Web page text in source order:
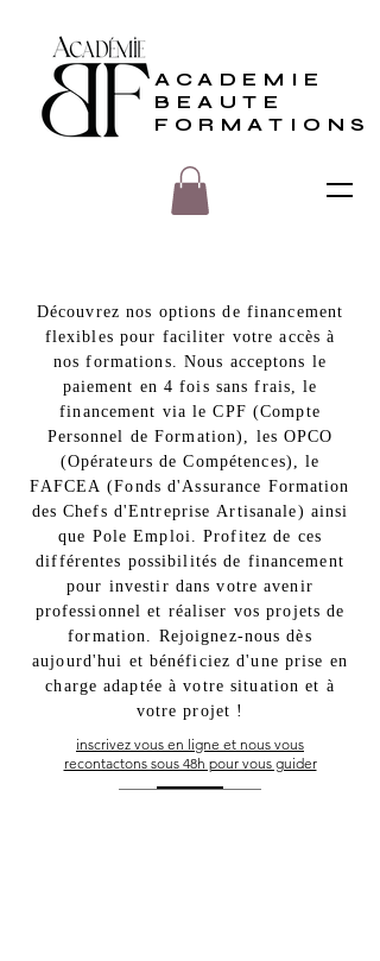
ACADEMIE
BEAUTE
FORMATIONS
Découvrez nos options de financement
flexibles pour faciliter votre accès à
nos formations. Nous acceptons le
paiement en 4 fois sans frais, le
financement via le CPF (Compte
Personnel de Formation), les OPCO
(Opérateurs de Compétences), le
FAFCEA (Fonds d'Assurance Formation
des Chefs d'Entreprise Artisanale) ainsi
que Pole Emploi. Profitez de ces
différentes possibilités de financement
pour investir dans votre avenir
professionnel et réaliser vos projets de
formation. Rejoignez-nous dès
aujourd'hui et bénéficiez d'une prise en
charge adaptée à votre situation et à
votre projet !
inscrivez vous en ligne et nous vous
recontactons sous 48h pour vous guider